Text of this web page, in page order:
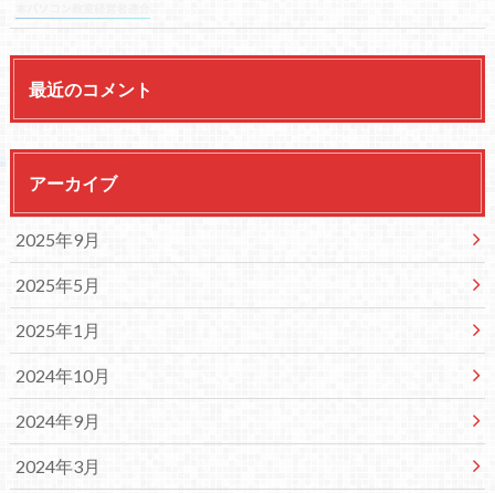
最近のコメント
アーカイブ
2025年9月
2025年5月
2025年1月
2024年10月
2024年9月
2024年3月